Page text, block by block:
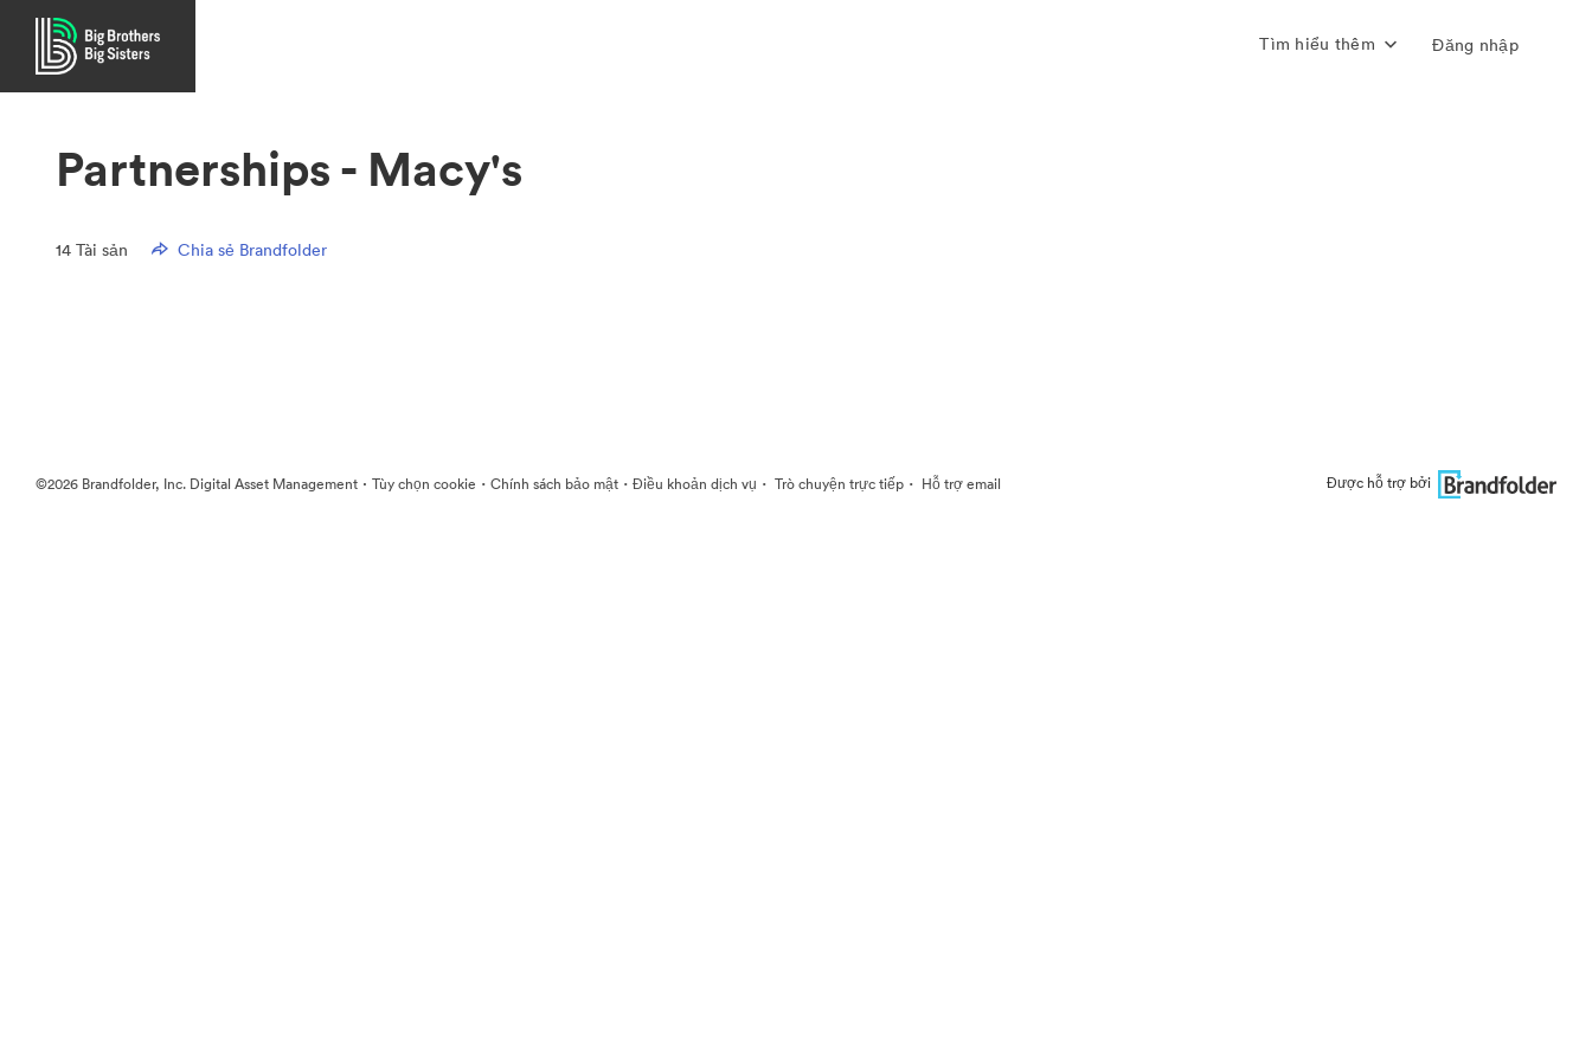
Tìm hiểu thêm Đăng nhập
Partnerships - Macy's
14 Tài sản Chia sẻ Brandfolder
©2026 Brandfolder, Inc. Digital Asset Management · Tùy chọn cookie · Chính sách bảo mật · Điều khoản dịch vụ · Trò chuyện trực tiếp · Hỗ trợ email Được hỗ trợ bởi